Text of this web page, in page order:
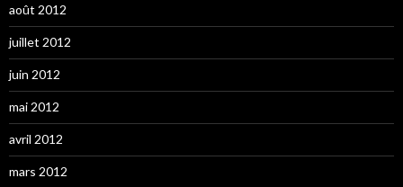
août 2012
juillet 2012
juin 2012
mai 2012
avril 2012
mars 2012